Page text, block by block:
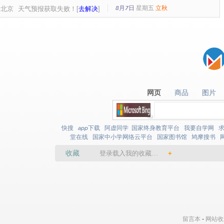
北京 天气预报获取失败！[去解决] 8月7日 星期五 立秋
网页
网页 商品
商品 图片
图片
快搜 app下载 阿虚同学 国家终身教育平台 我要自学网
堂在线
国家中小学网络云平台 国家图书馆 鸠摩搜书
收藏 登录载入我的收藏… +
留言本 - 网站